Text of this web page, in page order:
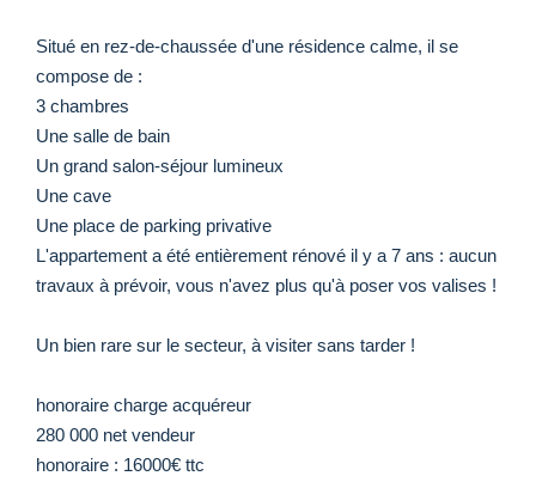
Situé en rez-de-chaussée d'une résidence calme, il se
compose de :
3 chambres
Une salle de bain
Un grand salon-séjour lumineux
Une cave
Une place de parking privative
L'appartement a été entièrement rénové il y a 7 ans : aucun
travaux à prévoir, vous n'avez plus qu'à poser vos valises !
Un bien rare sur le secteur, à visiter sans tarder !
honoraire charge acquéreur
280 000 net vendeur
honoraire : 16000€ ttc